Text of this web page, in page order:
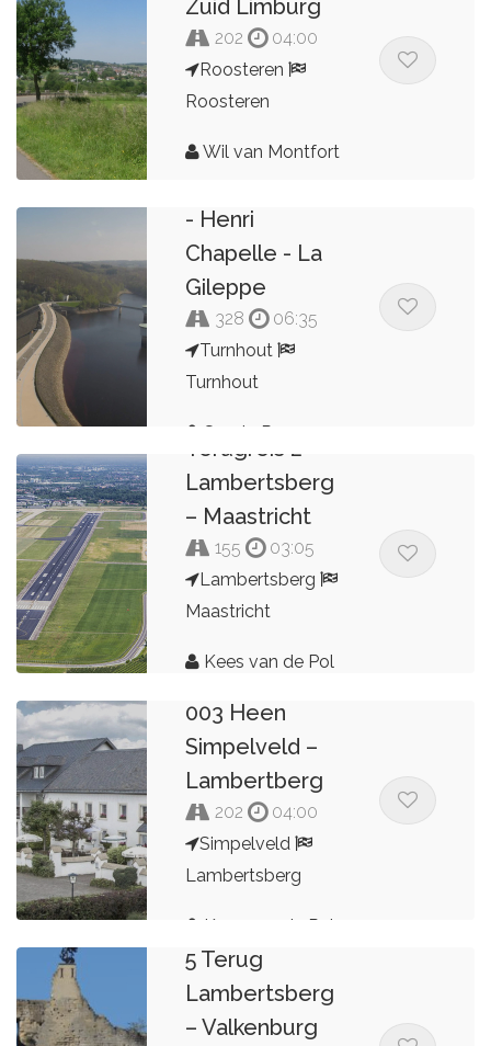
Zuid Limburg
202
04:00
Roosteren
Roosteren
Wil van Montfort
- Henri
Chapelle - La
Gileppe
328
06:35
Turnhout
Turnhout
Smets Ronny
Terugreis 2
Lambertsberg
– Maastricht
155
03:05
Lambertsberg
Maastricht
Kees van de Pol
Lambertsberg
003 Heen
Simpelveld –
Lambertberg
202
04:00
Simpelveld
Lambertsberg
Kees van de Pol
Lambertsberg
5 Terug
Lambertsberg
– Valkenburg